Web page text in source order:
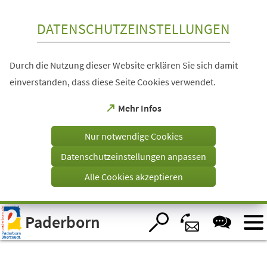
Visuelle
Assistenzsoftware
öffnen.
DATENSCHUTZEINSTELLUNGEN
Durch die Nutzung dieser Website erklären Sie sich damit
einverstanden, dass diese Seite Cookies verwendet.
Mehr Infos
(Öffnet
einem
Tab)
Nur notwendige Cookies
Datenschutzeinstellungen anpassen
Alle Cookies akzeptieren
Paderborn